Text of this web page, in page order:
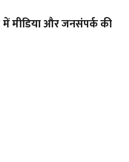
मीडिया और जनसंपर्क की